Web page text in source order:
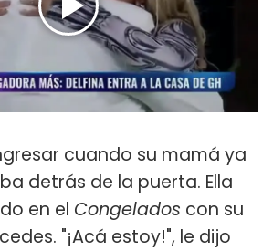
cuando su mamá ya
detrás de la puerta. Ella
en el Congelados con su
"¡Acá estoy!", le dijo